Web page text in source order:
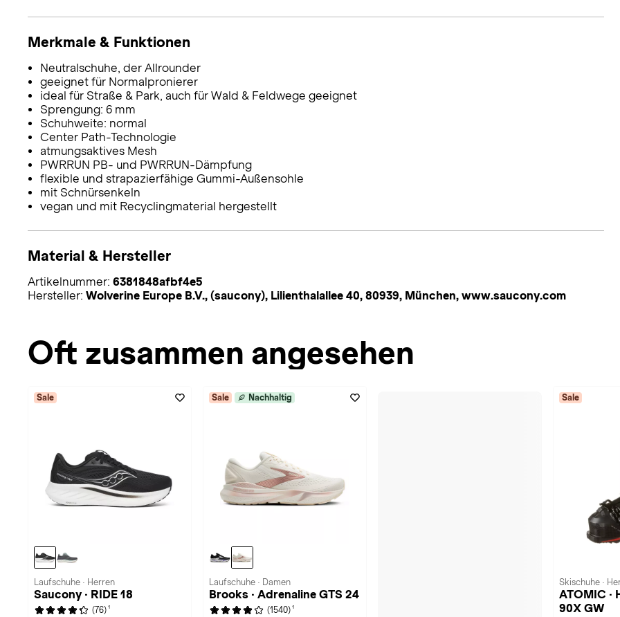
Merkmale & Funktionen
Neutralschuhe, der Allrounder
geeignet für Normalpronierer
ideal für Straße & Park, auch für Wald & Feldwege geeignet
Sprengung: 6 mm
Schuhweite: normal
Center Path-Technologie
atmungsaktives Mesh
PWRRUN PB- und PWRRUN-Dämpfung
flexible und strapazierfähige Gummi-Außensohle
mit Schnürsenkeln
vegan und mit Recyclingmaterial hergestellt
Material & Hersteller
Artikelnummer: 6381848afbf4e5
Hersteller: Wolverine Europe B.V., (saucony), Lilienthalallee 40, 80939, München, www.saucony.com
Oft zusammen angesehen
Sale
Laufschuhe · Herren
Saucony · RIDE 18
(76) 1
Sale Nachhaltig
Laufschuhe · Damen
Brooks · Adrenaline GTS 24
(1540) 1
Sale
Skischuhe ·
ATOMIC ·
90X GW